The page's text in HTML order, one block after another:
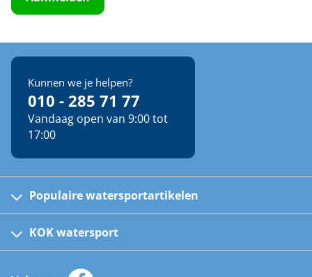
Kunnen we je helpen?
010 - 285 71 77
Vandaag open van 9:00 tot
17:00
Populaire watersportartikelen
Kinder reddingsvesten
Automatische reddingsvesten
Zeilkleding
KOK watersport
Klantenservice